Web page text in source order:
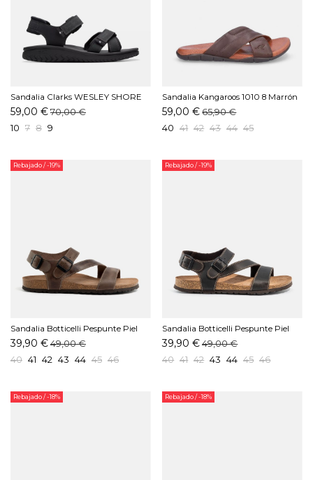
Sandalia Clarks WESLEY SHORE
Negro
59,00 €70,00 €
10 7 8 9
Sandalia Kangaroos 1010 8 Marrón
59,00 € 65,90 €
40 41 42 43 44 45
Rebajado/ -19%
Sandalia Botticelli Pespunte Piel
Cepillado Marrón
39,90 €49,00 €
40 41 42 43 44 45 46
Rebajado/ -19%
Sandalia Botticelli Pespunte Piel
Cepillado Moka
39,90 € 49,00 €
40 41 42 43 44 45 46
Rebajado/ -18% Rebajado/ -18%